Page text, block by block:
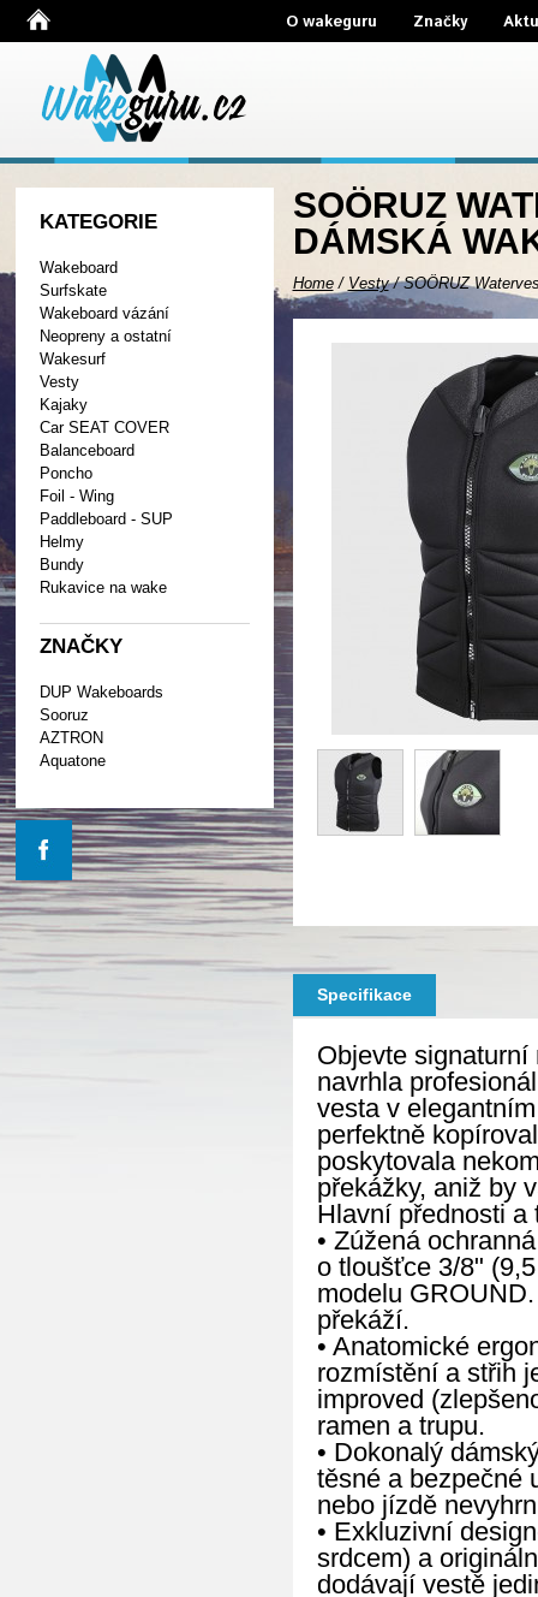
O wakeguru Značky
KATEGORIE
Wakeboard
Surfskate
Wakeboard vázání
Neopreny a ostatní
Wakesurf
Vesty
Kajaky
Car SEAT COVER
Balanceboard
Poncho
Foil - Wing
Paddleboard - SUP
Helmy
Bundy
Rukavice na wake
ZNAČKY
DUP Wakeboards
Sooruz
AZTRON
Aquatone
SOÖRUZ
DÁMSKÁ
Home/ Vesty/SOÖRUZ
Specifikace
Objevte signaturní
navrhla
vesta v
perfektně
poskytovala
překážky, aniž by
Hlavní přednosti a
• Zúžená
o tloušťce 3/8"
modelu
překáží.
• Anatomické
rozmístění a střih
improved
ramen a trupu.
• Dokonalý
těsné a bezpečné
nebo jízdě
• Exkluzivní
srdcem) a
dodávají vestě